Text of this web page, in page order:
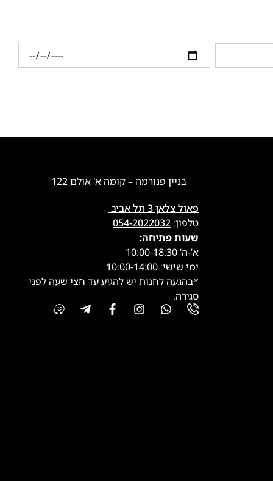
בניין פנורמה – קומה א' אולם 122
פאול צלאן 3 תל אביב
טלפון: 054-2022032
שעות פתיחה:
א’-ה’ 10:00-18:30
ימי שישי: 10:00-14:00
*בהגעה לחנות יש להגיע עד חצי שעה לפני
סגירה.